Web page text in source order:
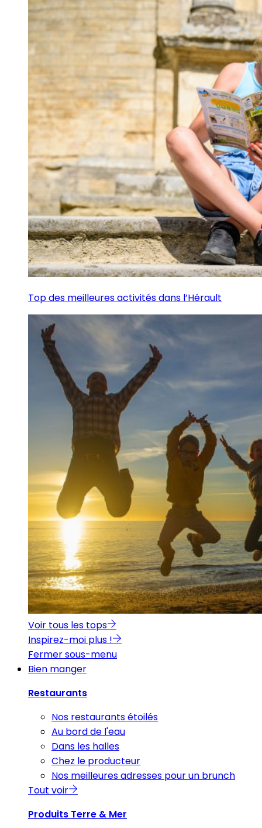
Top des meilleures activités dans l’Hérault
Voir tous les tops
Inspirez-moi plus !
Fermer sous-menu
Bien manger
Restaurants
Nos restaurants étoilés
Au bord de l'eau
Dans les halles
Chez le producteur
Nos meilleures adresses pour un brunch
Tout voir
Produits Terre & Mer